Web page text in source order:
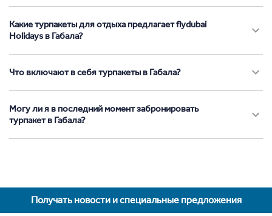
Какие турпакеты для отдыха предлагает flydubai
Holidays в Габала?
Что включают в себя турпакеты в Габала?
Могу ли я в последний момент забронировать
турпакет в Габала?
Получать новости и специальные предложения